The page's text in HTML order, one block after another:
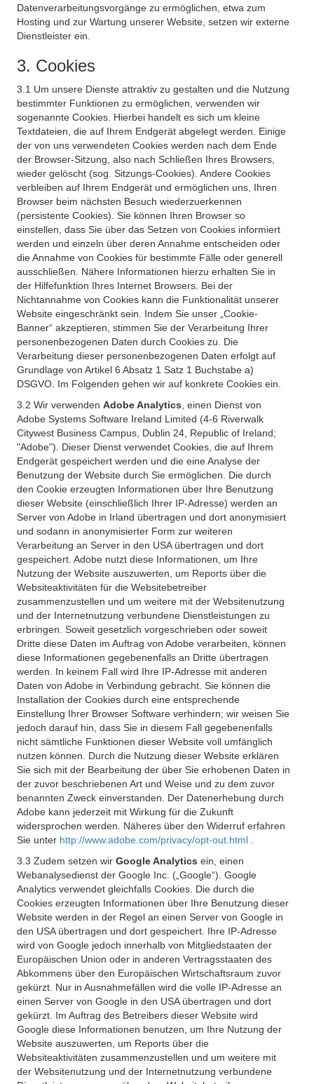
Datenverarbeitungsvorgänge zu ermöglichen, etwa zum
Hosting und zur Wartung unserer Website, setzen wir externe
Dienstleister ein.
3. Cookies
3.1 Um unsere Dienste attraktiv zu gestalten und die Nutzung
bestimmter Funktionen zu ermöglichen, verwenden wir
sogenannte Cookies. Hierbei handelt es sich um kleine
Textdateien, die auf Ihrem Endgerät abgelegt werden. Einige
der von uns verwendeten Cookies werden nach dem Ende
der Browser-Sitzung, also nach Schließen Ihres Browsers,
wieder gelöscht (sog. Sitzungs-Cookies). Andere Cookies
verbleiben auf Ihrem Endgerät und ermöglichen uns, Ihren
Browser beim nächsten Besuch wiederzuerkennen
(persistente Cookies). Sie können Ihren Browser so
einstellen, dass Sie über das Setzen von Cookies informiert
werden und einzeln über deren Annahme entscheiden oder
die Annahme von Cookies für bestimmte Fälle oder generell
ausschließen. Nähere Informationen hierzu erhalten Sie in
der Hilfefunktion Ihres Internet Browsers. Bei der
Nichtannahme von Cookies kann die Funktionalität unserer
Website eingeschränkt sein. Indem Sie unser „Cookie-
Banner“ akzeptieren, stimmen Sie der Verarbeitung Ihrer
personenbezogenen Daten durch Cookies zu. Die
Verarbeitung dieser personenbezogenen Daten erfolgt auf
Grundlage von Artikel 6 Absatz 1 Satz 1 Buchstabe a)
DSGVO. Im Folgenden gehen wir auf konkrete Cookies ein.
3.2 Wir verwenden Adobe Analytics , einen Dienst von
Adobe Systems Software Ireland Limited (4-6 Riverwalk
Citywest Business Campus, Dublin 24, Republic of Ireland;
"Adobe"). Dieser Dienst verwendet Cookies, die auf Ihrem
Endgerät gespeichert werden und die eine Analyse der
Benutzung der Website durch Sie ermöglichen. Die durch
den Cookie erzeugten Informationen über Ihre Benutzung
dieser Website (einschließlich Ihrer IP-Adresse) werden an
Server von Adobe in Irland übertragen und dort anonymisiert
und sodann in anonymisierter Form zur weiteren
Verarbeitung an Server in den USA übertragen und dort
gespeichert. Adobe nutzt diese Informationen, um Ihre
Nutzung der Website auszuwerten, um Reports über die
Websiteaktivitäten für die Websitebetreiber
zusammenzustellen und um weitere mit der Websitenutzung
und der Internetnutzung verbundene Dienstleistungen zu
erbringen. Soweit gesetzlich vorgeschrieben oder soweit
Dritte diese Daten im Auftrag von Adobe verarbeiten, können
diese Informationen gegebenenfalls an Dritte übertragen
werden. In keinem Fall wird Ihre IP-Adresse mit anderen
Daten von Adobe in Verbindung gebracht. Sie können die
Installation der Cookies durch eine entsprechende
Einstellung Ihrer Browser Software verhindern; wir weisen Sie
jedoch darauf hin, dass Sie in diesem Fall gegebenenfalls
nicht sämtliche Funktionen dieser Website voll umfänglich
nutzen können. Durch die Nutzung dieser Website erklären
Sie sich mit der Bearbeitung der über Sie erhobenen Daten in
der zuvor beschriebenen Art und Weise und zu dem zuvor
benannten Zweck einverstanden. Der Datenerhebung durch
Adobe kann jederzeit mit Wirkung für die Zukunft
widersprochen werden. Näheres über den Widerruf erfahren
Sie unter http://www.adobe.com/privacy/opt-out.html
3.3 Zudem setzen wir Google Analytics ein, einen
Webanalysedienst der Google Inc. („Google“). Google
Analytics verwendet gleichfalls Cookies. Die durch die
Cookies erzeugten Informationen über Ihre Benutzung dieser
Website werden in der Regel an einen Server von Google in
den USA übertragen und dort gespeichert. Ihre IP-Adresse
wird von Google jedoch innerhalb von Mitgliedstaaten der
Europäischen Union oder in anderen Vertragsstaaten des
Abkommens über den Europäischen Wirtschaftsraum zuvor
gekürzt. Nur in Ausnahmefällen wird die volle IP-Adresse an
einen Server von Google in den USA übertragen und dort
gekürzt. Im Auftrag des Betreibers dieser Website wird
Google diese Informationen benutzen, um Ihre Nutzung der
Website auszuwerten, um Reports über die
Websiteaktivitäten zusammenzustellen und um weitere mit
der Websitenutzung und der Internetnutzung verbundene